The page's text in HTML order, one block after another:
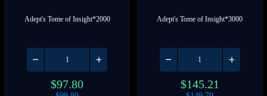
Adept's Tome of Insight*2000
$97.80
Adept's Tome of Insight*3000
$145.21